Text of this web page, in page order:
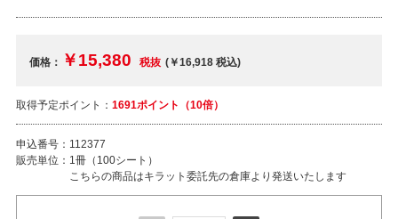
価格： ￥15,380 税抜 (￥16,918税込)
取得予定ポイント： 1691ポイント（10倍）
申込番号： 112377
販売単位： 1冊（100シート）
こちらの商品はキラット委託先の倉庫より発送いたします